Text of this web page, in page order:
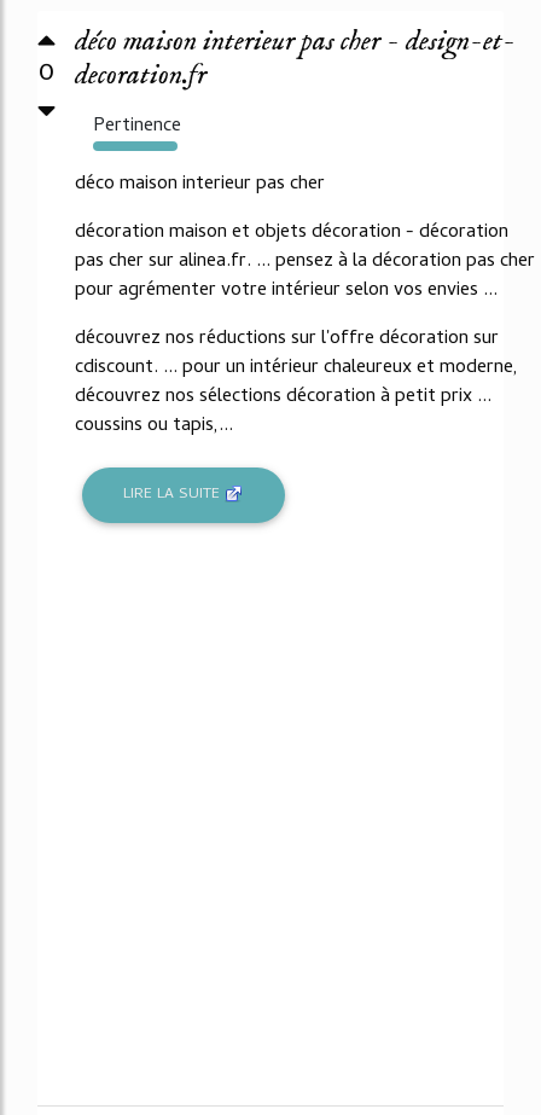
0
déco maison interieur pas cher - design-et-
decoration.fr
Pertinence
7192%
déco maison interieur pas cher
décoration maison et objets décoration - décoration
pas cher sur alinea.fr. ... pensez à la décoration pas cher
pour agrémenter votre intérieur selon vos envies ...
découvrez nos réductions sur l'offre décoration sur
cdiscount. ... pour un intérieur chaleureux et moderne,
découvrez nos sélections décoration à petit prix ...
coussins ou tapis,...
LIRE LA SUITE